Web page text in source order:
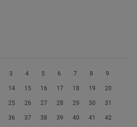
3 4 5 6 7 8 9
14 15 16 17 18 19 20
25 26 27 28 29 30 31
36 37 38 39 40 41 42